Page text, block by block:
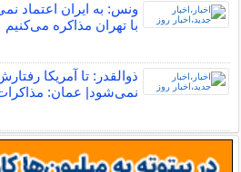
ونس: به ایران اعتماد
با تهران مذاکره می‌کنیم
ذوالقدر: تا آمریکا
نمی‌شود| عمان: مذاکرات